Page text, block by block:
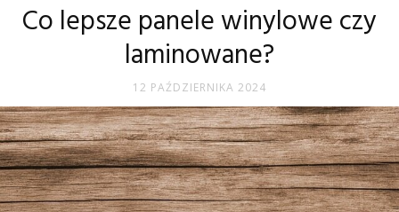
Co lepsze panele winylowe czy
laminowane?
12 PAŹDZIERNIKA 2024